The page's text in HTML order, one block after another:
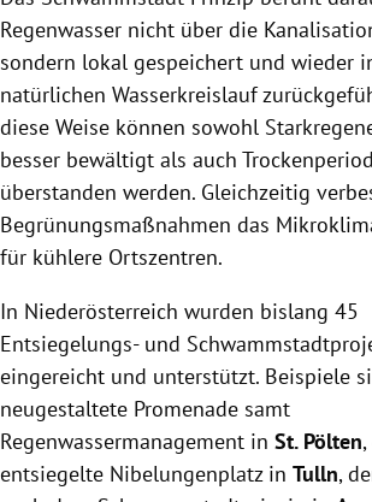
Regenwasser nicht über die
sondern lokal gespeichert und wieder
natürlichen Wasserkreislauf
diese Weise können sowohl
besser bewältigt als auch
überstanden werden. Gleichzeitig
Begrünungsmaßnahmen das
für kühlere Ortszentren.
In Niederösterreich wurden bislang 45
Entsiegelungs- und
eingereicht und unterstützt. Beispiele
neugestaltete Promenade samt
Regenwassermanagement in St. Pölten
entsiegelte Nibelungenplatz in Tulln,